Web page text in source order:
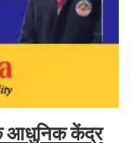
आधुनिक केंद्र